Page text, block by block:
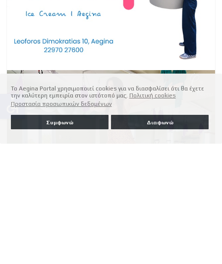
Το Aegina Portal χρησιμοποιεί cookies για να διασφαλίσει ότι θα έχετε
την καλύτερη εμπειρία στον ιστότοπό μας. Πολιτική cookies
Προστασία προσωπικών δεδομένων
Συμφωνώ Διαφωνώ
accessible